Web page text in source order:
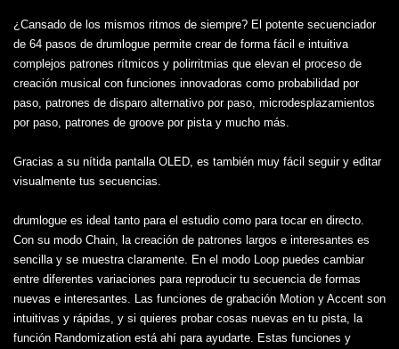
¿Cansado de los mismos ritmos de siempre? El potente secuenciador
de 64 pasos de drumlogue permite crear de forma fácil e intuitiva
complejos patrones rítmicos y polirritmias que elevan el proceso de
creación musical con funciones innovadoras como probabilidad por
paso, patrones de disparo alternativo por paso, microdesplazamientos
por paso, patrones de groove por pista y mucho más.
Gracias a su nítida pantalla OLED, es también muy fácil seguir y editar
visualmente tus secuencias.
drumlogue es ideal tanto para el estudio como para tocar en directo.
Con su modo Chain, la creación de patrones largos e interesantes es
sencilla y se muestra claramente. En el modo Loop puedes cambiar
entre diferentes variaciones para reproducir tu secuencia de formas
nuevas e interesantes. Las funciones de grabación Motion y Accent son
intuitivas y rápidas, y si quieres probar cosas nuevas en tu pista, la
función Randomization está ahí para ayudarte. Estas funciones y